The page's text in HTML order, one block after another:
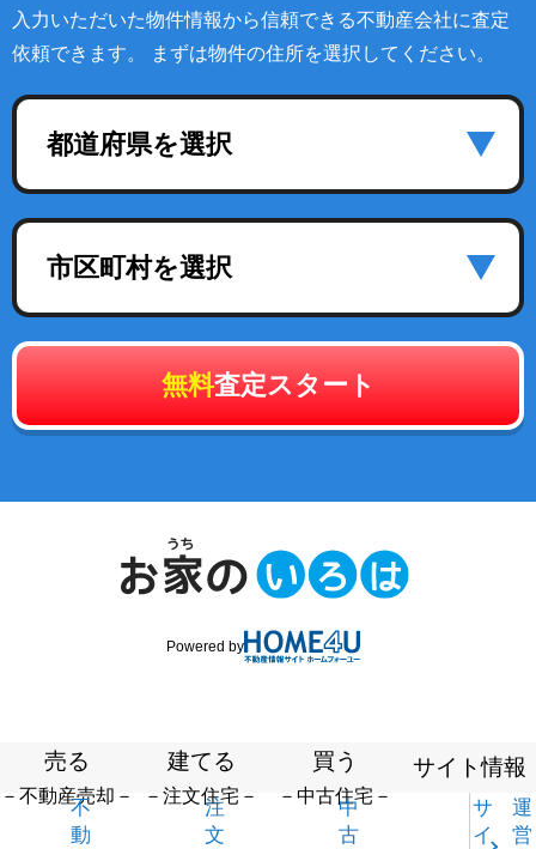
入力いただいた物件情報から信頼できる不動産会社に査定
依頼できます。 まずは物件の住所を選択してください。
都道府県を選択
市区町村を選択
無料査定スタート
Powered by
売る
－不動産売却－
不
動
建てる
－注文住宅－
注
文
買う
－中古住宅－
中
古
サイト情報
サ
イ
運
営